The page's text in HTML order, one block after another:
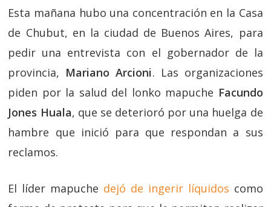
Esta mañana hubo una concentración en la Casa
de Chubut, en la ciudad de Buenos Aires, para
pedir una entrevista con el gobernador de la
provincia, Mariano Arcioni. Las organizaciones
piden por la salud del lonko mapuche Facundo
Jones Huala, que se deterioró por una huelga de
hambre que inició para que respondan a sus
reclamos.
El líder mapuche dejó de ingerir líquidos como